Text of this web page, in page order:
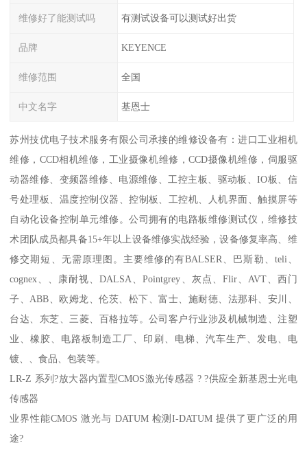
维修好了能测试吗 有测试设备可以测试好出货
品牌 KEYENCE
维修范围 全国
中文名字 基恩士
苏州技优电子技术服务有限公司承接的维修设备有：进口工业相机
维修，CCD相机维修，工业摄像机维修，CCD摄像机维修，伺服驱
动器维修、变频器维修、电源维修、工控主板、驱动板、IO板、信
号处理板、温度控制仪器、控制板、工控机、人机界面、触摸屏等
自动化设备控制单元维修。公司拥有的电路板维修测试仪，维修技
术团队成员都具备15+年以上设备维修实战经验，设备修复率高、维
修交期短、无需原理图。主要维修的有BALSER、巴斯勒、teli、
cognex、、康耐视、DALSA、Pointgrey、灰点、Flir、AVT、西门
子、ABB、欧姆龙、伦茨、松下、富士、施耐德、法那科、安川、
台达、东芝、三菱、百格拉等。公司客户行业涉及机械制造、注塑
业、橡胶、电路板制造工厂、印刷、电梯、汽车生产、发电、电
镀、、食品、包装等。
LR-Z 系列?放大器内置型CMOS激光传感器 ? ?供应全新基恩士光电
传感器
业界性能CMOS 激光与 DATUM 检测I-DATUM 提供了更广泛的用
途?